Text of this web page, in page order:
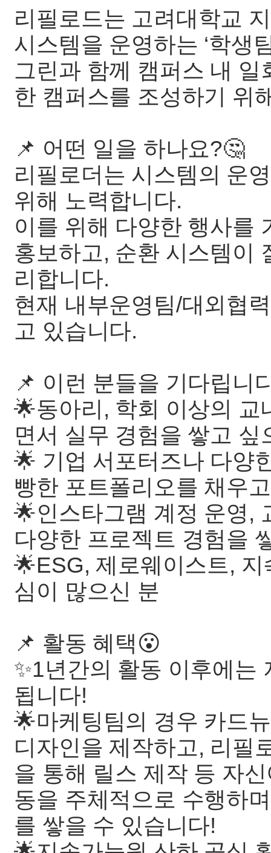
리필로드는 고려대학교
시스템을 운영하는 ‘학생
그린과 함께 캠퍼스 내
한 캠퍼스를 조성하기 위
📌 어떤 일을 하나요?🤔
리필로더는 시스템의 운
위해 노력합니다.
이를 위해 다양한 행사를
홍보하고, 순환 시스템이
리합니다.
현재 내부운영팀/대외협
고 있습니다.
📌 이런 분들을 기다립니
🌟동아리, 학회 이상의
면서 실무 경험을 쌓고 싶
🌟 기업 서포터즈나 다양
빵한 포트폴리오를 채우
🌟인스타그램 계정 운영,
다양한 프로젝트 경험을
🌟ESG, 제로웨이스트,
심이 많으신 분
📌 활동 혜택😮
✨1년간의 활동 이후에는
됩니다!
🌟마케팅팀의 경우 카드
디자인을 제작하고, 리필
을 통해 릴스 제작 등 자
동을 주체적으로 수행하
를 쌓을 수 있습니다!